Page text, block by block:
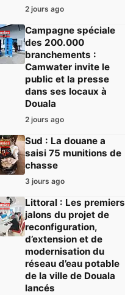
2 jours ago
Campagne spéciale
des 200.000
branchements :
Camwater invite le
public et la presse
dans ses locaux à
Douala
2 jours ago
Sud : La douane a
saisi 75 munitions de
chasse
3 jours ago
Littoral : Les premiers
jalons du projet de
reconfiguration,
d’extension et de
modernisation du
réseau d’eau potable
de la ville de Douala
lancés